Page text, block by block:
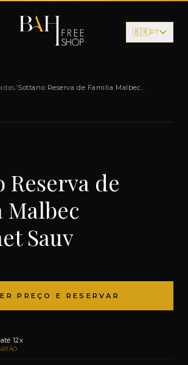
🇧🇷PT
/Sottano Reserva de Familia Malbec
Reserva de
Malbec
Sauv
PREÇO E RESERVAR
12x